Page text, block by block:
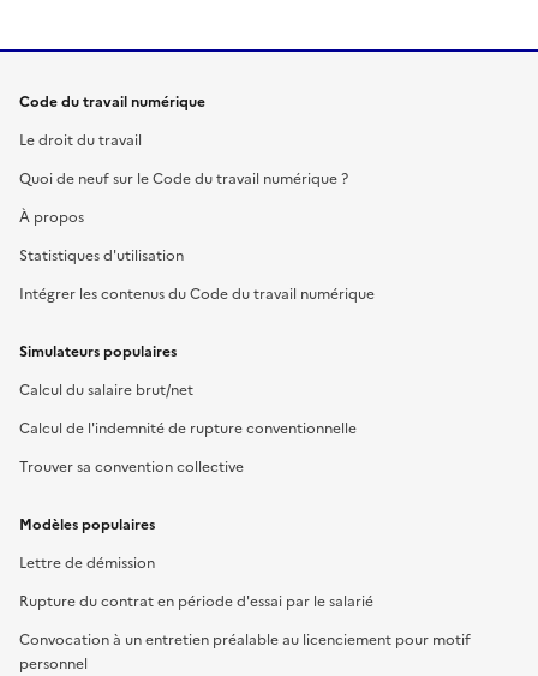
Code du travail numérique
Le droit du travail
Quoi de neuf sur le Code du travail numérique ?
À propos
Statistiques d'utilisation
Intégrer les contenus du Code du travail numérique
Simulateurs populaires
Calcul du salaire brut/net
Calcul de l'indemnité de rupture conventionnelle
Trouver sa convention collective
Modèles populaires
Lettre de démission
Rupture du contrat en période d'essai par le salarié
Convocation à un entretien préalable au licenciement pour motif
personnel